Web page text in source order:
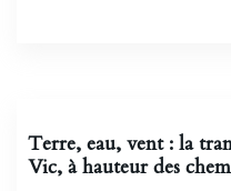
Terre, eau, vent : la
Vic, à hauteur des